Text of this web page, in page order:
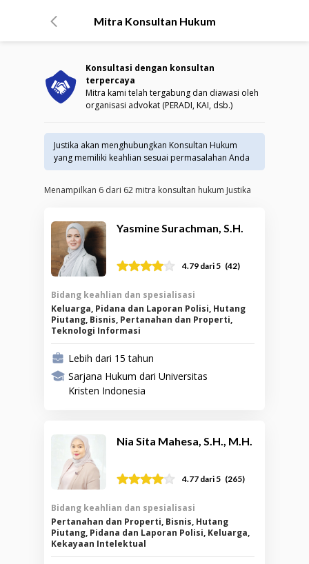
Mitra Konsultan Hukum
Konsultasi dengan konsultan
terpercaya
Mitra kami telah tergabung dan diawasi oleh
organisasi advokat (PERADI, KAI, dsb.)
Justika akan menghubungkan Konsultan Hukum
yang memiliki keahlian sesuai permasalahan Anda
Menampilkan 6 dari 62 mitra konsultan hukum Justika
Yasmine Surachman, S.H.
4.79 dari 5 (42)
Bidang keahlian dan spesialisasi
Keluarga, Pidana dan Laporan Polisi, Hutang
Piutang, Bisnis, Pertanahan dan Properti,
Teknologi Informasi
Lebih dari 15 tahun
Sarjana Hukum dari Universitas
Kristen Indonesia
Nia Sita Mahesa, S.H., M.H.
4.77 dari 5 (265)
Bidang keahlian dan spesialisasi
Pertanahan dan Properti, Bisnis, Hutang
Piutang, Pidana dan Laporan Polisi, Keluarga,
Kekayaan Intelektual